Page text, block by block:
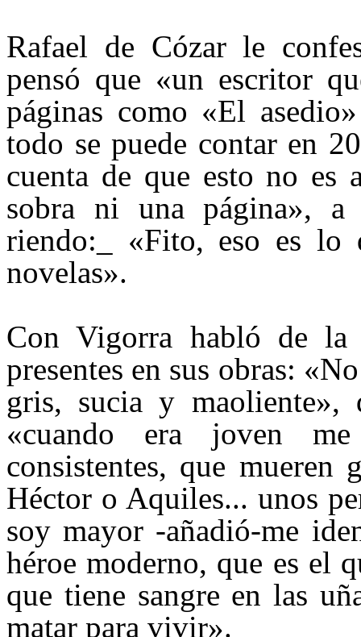
Rafael de Cózar le
pensó que «un escritor
páginas como «El
todo se puede contar en
cuenta de que esto no es
sobra ni una página», a
riendo:_ «Fito, eso es lo
novelas».
ConVigorra habló de la
presentes en sus obras:
gris, sucia y maoliente»,
«cuando era joven
consistentes, que mueren
Héctor o Aquiles... unos
soy mayor -añadió-me
héroe moderno, que es el
que tiene sangre en las
matar para vivir».